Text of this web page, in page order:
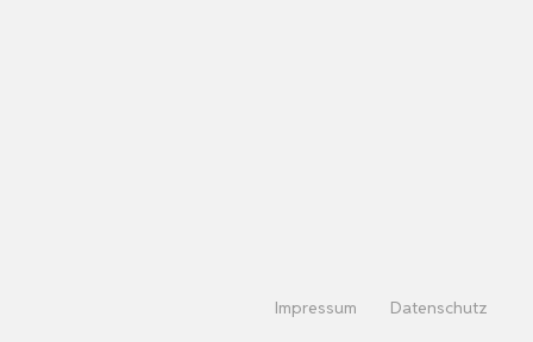
Impressum Datenschutz